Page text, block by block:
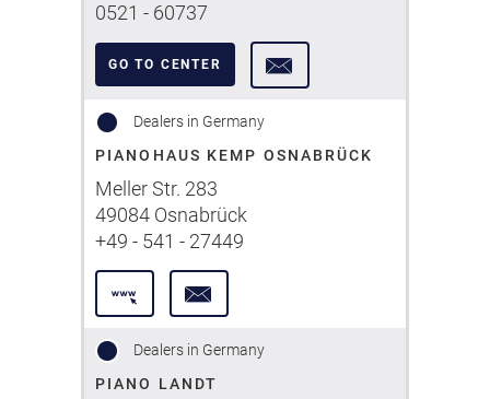
0521 - 60737
GO TO CENTER
Dealers in Germany
PIANOHAUS KEMP OSNABRÜCK
Meller Str. 283
49084 Osnabrück
+49 - 541 - 27449
Dealers in Germany
PIANO LANDT